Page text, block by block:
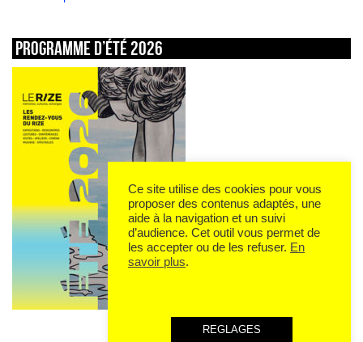
Programme d’été 2026
Ce site utilise des cookies pour vous
proposer des contenus adaptés, une
aide à la navigation et un suivi
d’audience. Cet outil vous permet de
les accepter ou de les refuser. En
savoir plus.
REGLAGES